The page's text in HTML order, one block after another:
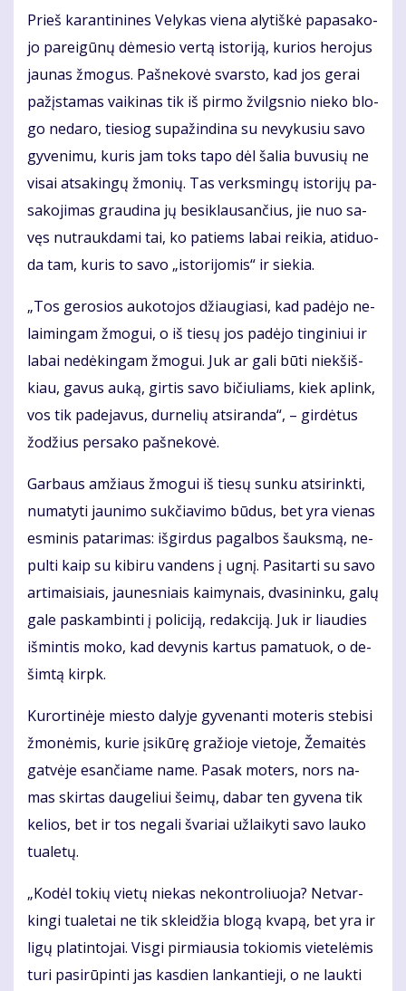
Prieš ka­ran­ti­ni­nes Ve­ly­kas vie­na aly­tiš­kė pa­pa­sa­ko­
jo pa­rei­gū­nų dė­me­sio ver­tą is­to­ri­ją, ku­rios he­ro­jus
jau­nas žmo­gus. Pa­šne­ko­vė svars­to, kad jos ge­rai
pa­žįs­ta­mas vai­ki­nas tik iš pir­mo žvilgs­nio nie­ko blo­
go ne­da­ro, tie­siog su­pa­žin­di­na su ne­vy­ku­siu sa­vo
gy­ve­ni­mu, ku­ris jam toks ta­po dėl ša­lia bu­vu­sių ne
vi­sai at­sa­kin­gų žmo­nių. Tas verks­min­gų is­to­ri­jų pa­
sa­ko­ji­mas grau­di­na jų be­si­klau­san­čius, jie nuo sa­
vęs nu­trauk­da­mi tai, ko pa­tiems la­bai rei­kia, ati­duo­
da tam, ku­ris to sa­vo „is­to­ri­jo­mis“ ir sie­kia.
„Tos ge­ro­sios au­ko­to­jos džiau­gia­si, kad pa­dė­jo ne­
lai­min­gam žmo­gui, o iš tie­sų jos pa­dė­jo tin­gi­niui ir
la­bai ne­dė­kin­gam žmo­gui. Juk ar ga­li bū­ti niek­šiš­
kiau, ga­vus au­ką, gir­tis sa­vo bi­čiu­liams, kiek ap­link,
vos tik pa­de­ja­vus, dur­ne­lių at­si­ran­da“, – gir­dė­tus
žo­džius per­sa­ko pa­šne­ko­vė.
Gar­baus am­žiaus žmo­gui iš tie­sų sun­ku at­si­rink­ti,
nu­ma­ty­ti jau­ni­mo suk­čia­vi­mo bū­dus, bet yra vie­nas
es­mi­nis pa­ta­ri­mas: iš­gir­dus pa­gal­bos šauks­mą, ne­
pul­ti kaip su ki­bi­ru van­dens į ug­nį. Pa­si­tar­ti su sa­vo
ar­ti­mai­siais, jau­nes­niais kai­my­nais, dva­si­nin­ku, ga­lų
ga­le pa­skam­bin­ti į po­li­ci­ją, re­dak­ci­ją. Juk ir liau­dies
iš­min­tis mo­ko, kad de­vy­nis kar­tus pa­ma­tuok, o de­
šim­tą kirpk.
Ku­ror­ti­nė­je mies­to da­ly­je gy­ve­nan­ti mo­te­ris ste­bi­si
žmo­nė­mis, ku­rie įsi­kū­rę gra­žio­je vie­to­je, Že­mai­tės
gat­vė­je esan­čia­me na­me. Pa­sak mo­ters, nors na­
mas skir­tas dau­ge­liui šei­mų, da­bar ten gy­ve­na tik
ke­lios, bet ir tos ne­ga­li šva­riai už­lai­ky­ti sa­vo lau­ko
tu­a­le­tų.
„Ko­dėl to­kių vie­tų nie­kas ne­kon­tro­liuo­ja? Ne­tvar­
kin­gi tu­a­le­tai ne tik sklei­džia blo­gą kva­pą, bet yra ir
li­gų pla­tin­to­jai. Vis­gi pir­miau­sia to­kio­mis vie­te­lė­mis
tu­ri pa­si­rū­pin­ti jas kas­dien lan­kan­tie­ji, o ne lauk­ti